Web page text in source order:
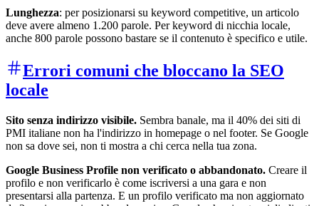
Lunghezza: per posizionarsi su keyword competitive, un articolo
deve avere almeno 1.200 parole. Per keyword di nicchia locale,
anche 800 parole possono bastare se il contenuto è specifico e utile.
Errori comuni che bloccano la SEO
locale
Sito senza indirizzo visibile. Sembra banale, ma il 40% dei siti di
PMI italiane non ha l'indirizzo in homepage o nel footer. Se Google
non sa dove sei, non ti mostra a chi cerca nella tua zona.
Google Business Profile non verificato o abbandonato. Creare il
profilo e non verificarlo è come iscriversi a una gara e non
presentarsi alla partenza. E un profilo verificato ma non aggiornato